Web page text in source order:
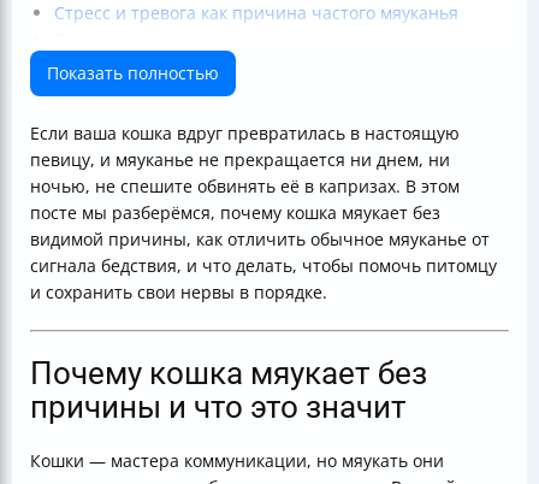
Стресс и тревога как причина частого мяуканья
Как отличить обычное мяуканье от сигнала бедствия
Что делать, если кошка мяукает слишком часто
Таблица частых причин мяуканья и как реагировать
Как понять, что пора к ветеринару
Итог
Полезные ссылки
Показать полностью
Если ваша кошка вдруг превратилась в настоящую
певицу, и мяуканье не прекращается ни днем, ни
ночью, не спешите обвинять её в капризах. В этом
посте мы разберёмся, почему кошка мяукает без
видимой причины, как отличить обычное мяуканье от
сигнала бедствия, и что делать, чтобы помочь питомцу
и сохранить свои нервы в порядке.
Почему кошка мяукает без
причины и что это значит
Кошки — мастера коммуникации, но мяукать они